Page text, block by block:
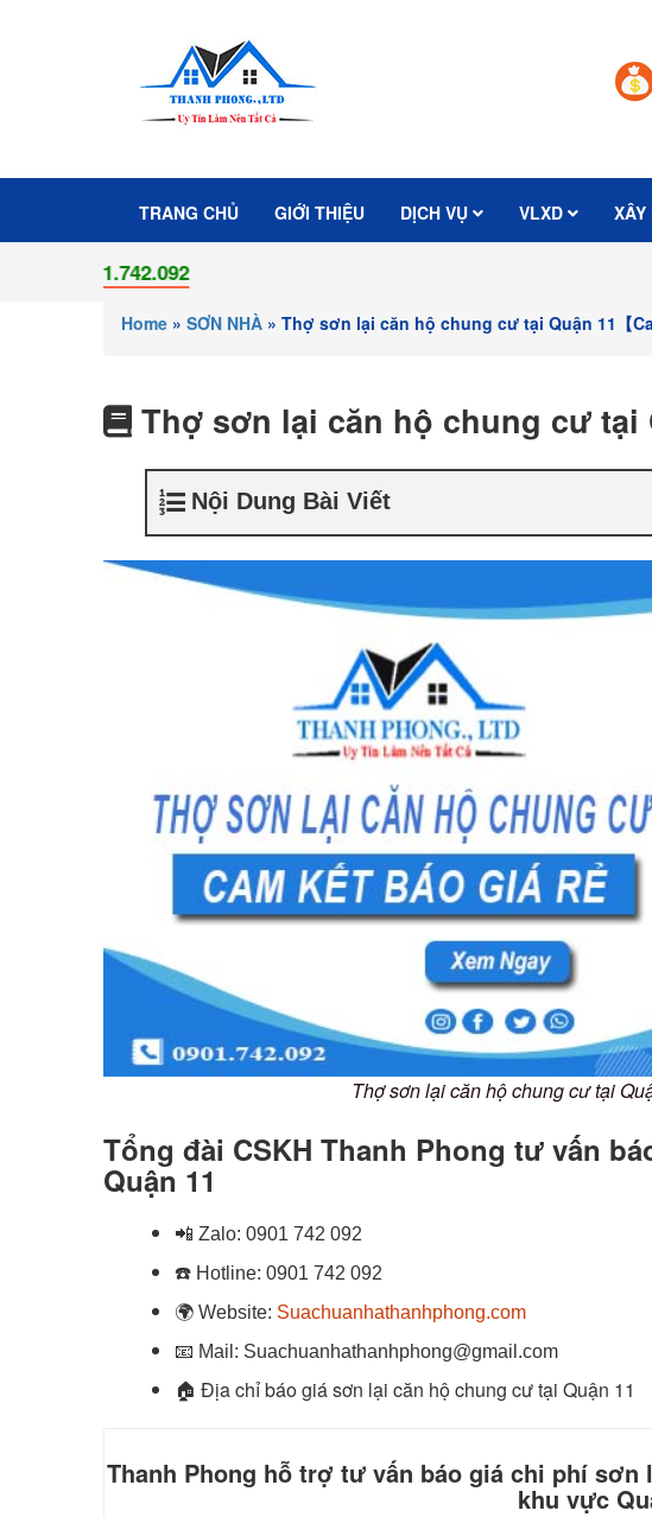
TRANG CHỦ GIỚI THIỆU DỊCH VỤ VLXD XÂY
Home » SƠN NHÀ » Thợ sơn lại căn hộ chung cư tại Quận 11【
Thợ sơn lại căn hộ chung cư tại
Nội Dung Bài Viết
Thợ sơn lại căn hộ chung cư tại
Tổng đài CSKH Thanh Phong tư vấn
Quận 11
📲 Zalo: 0901 742 092
☎️ Hotline: 0901 742 092
🌍 Website: Suachuanhathanhphong.com
📧 Mail: Suachuanhathanhphong@gmail.com
🏠 Địa chỉ báo giá sơn lại căn hộ chung cư tại Quận 11
Thanh Phong hỗ trợ tư vấn báo giá chi phí
khu vực